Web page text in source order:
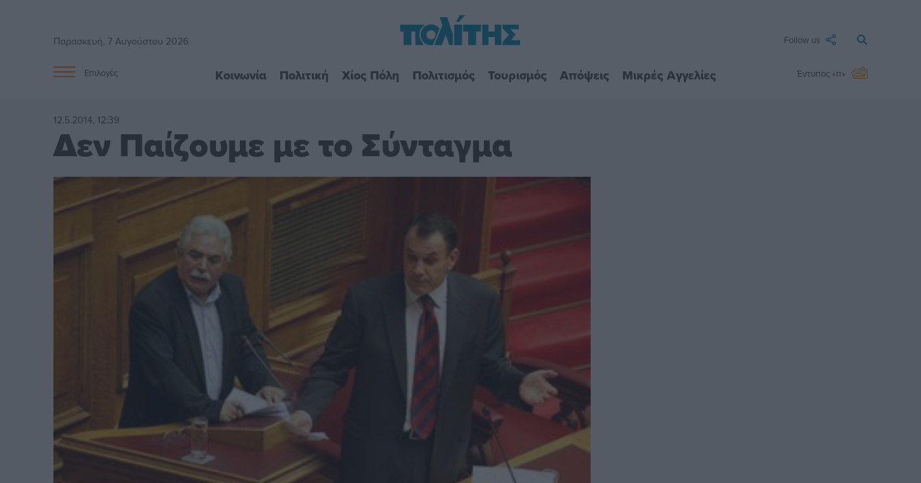
Παρασκευή, 7 Αυγούστου 2026 Follow us
Επιλογές Κοινωνία Πολιτική Χίος Πόλη Πολιτισμός Τουρισμός Απόψεις Μικρές Αγγελίες Έντυπος «π»
12.5.2014, 12:39
Δεν Παίζουμε με το Σύνταγμα